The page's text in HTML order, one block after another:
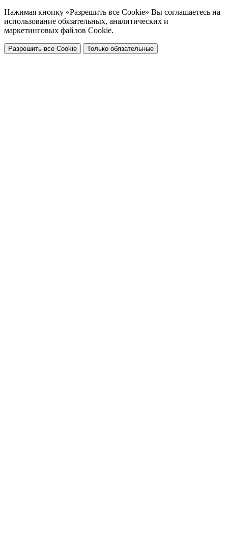
Нажимая кнопку «Разрешить все Cookie» Вы соглашаетесь на
использование обязательных, аналитических и
маркетинговых файлов Cookie.
Разрешить все Cookie Только обязательные